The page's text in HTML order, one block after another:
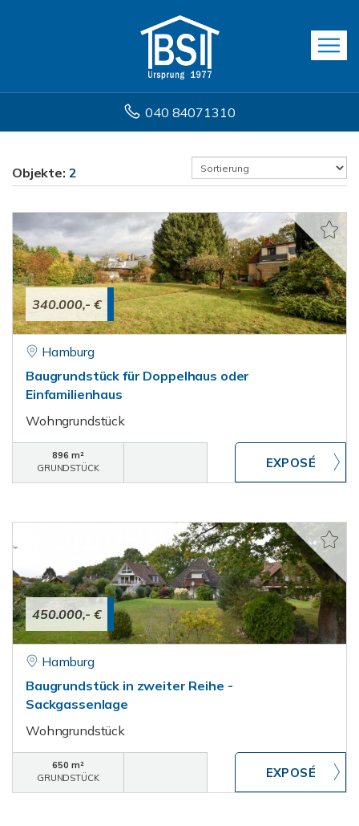
040 84071310
Objekte: 2
340.000,- €
Hamburg
Baugrundstück für Doppelhaus oder
Einfamilienhaus
Wohngrundstück
896 m²
GRUNDSTÜCK
450.000,- €
Hamburg
Baugrundstück in zweiter Reihe -
Sackgassenlage
Wohngrundstück
650 m²
GRUNDSTÜCK